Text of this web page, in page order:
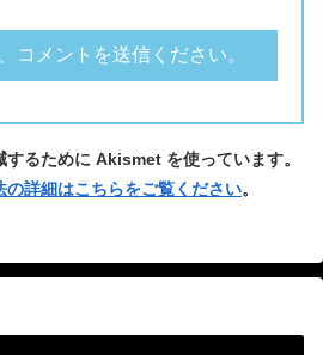
るために Akismet を使っています。
の詳細はこちらをご覧ください。